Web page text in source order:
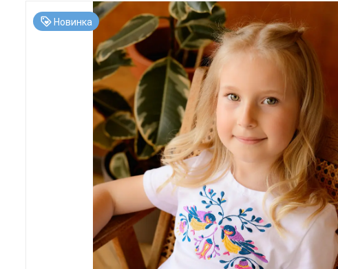
Новинка